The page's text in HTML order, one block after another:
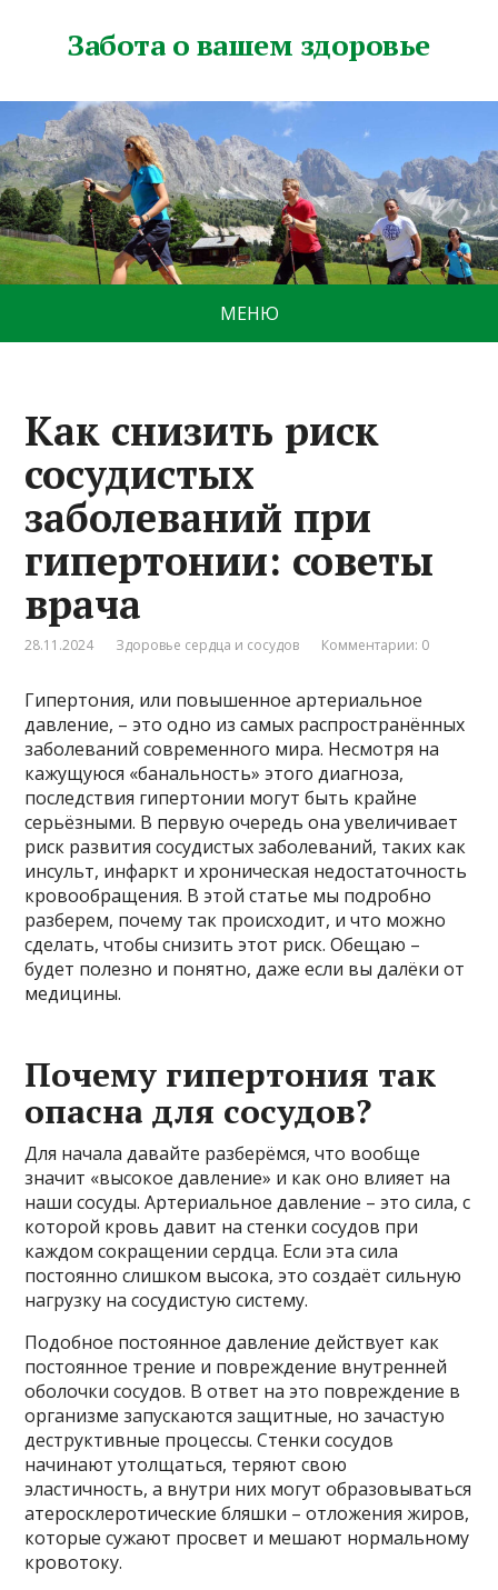
Забота о вашем здоровье
МЕНЮ
Как снизить риск
сосудистых
заболеваний при
гипертонии: советы
врача
28.11.2024 Здоровье сердца и сосудов Комментарии: 0
Гипертония, или повышенное артериальное
давление, – это одно из самых распространённых
заболеваний современного мира. Несмотря на
кажущуюся «банальность» этого диагноза,
последствия гипертонии могут быть крайне
серьёзными. В первую очередь она увеличивает
риск развития сосудистых заболеваний, таких как
инсульт, инфаркт и хроническая недостаточность
кровообращения. В этой статье мы подробно
разберем, почему так происходит, и что можно
сделать, чтобы снизить этот риск. Обещаю –
будет полезно и понятно, даже если вы далёки от
медицины.
Почему гипертония так
опасна для сосудов?
Для начала давайте разберёмся, что вообще
значит «высокое давление» и как оно влияет на
наши сосуды. Артериальное давление – это сила, с
которой кровь давит на стенки сосудов при
каждом сокращении сердца. Если эта сила
постоянно слишком высока, это создаёт сильную
нагрузку на сосудистую систему.
Подобное постоянное давление действует как
постоянное трение и повреждение внутренней
оболочки сосудов. В ответ на это повреждение в
организме запускаются защитные, но зачастую
деструктивные процессы. Стенки сосудов
начинают утолщаться, теряют свою
эластичность, а внутри них могут образовываться
атеросклеротические бляшки – отложения жиров,
которые сужают просвет и мешают нормальному
кровотоку.